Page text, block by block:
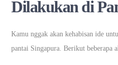
Dilakukan di
Kamu nggak akan kehabisan ide
pantai Singapura. Berikut beberapa